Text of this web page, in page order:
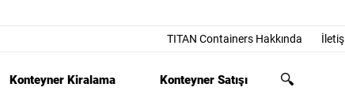
TITAN Containers Hakkında
Konteyner Kiralama Konteyner Satışı